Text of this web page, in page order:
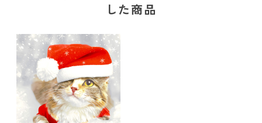
した商品